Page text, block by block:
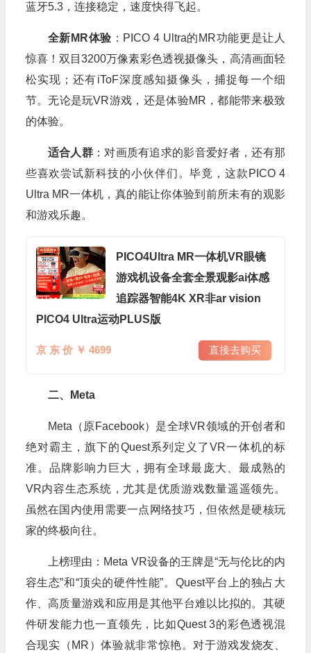
蓝牙5.3，连接稳定，速度快得飞起。
全新MR体验 ：PICO 4 Ultra的MR功能更是让人
惊喜！双目3200万像素彩色透视摄像头，高清画面轻
松实现；还有iToF深度感知摄像头，捕捉每一个细
节。无论是玩VR游戏，还是体验MR，都能带来极致
的体验。
适合人群：对画质有追求的影音爱好者，还有那
些喜欢尝试新科技的小伙伴们。毕竟，这款PICO 4
Ultra MR一体机，真的能让你体验到前所未有的观影
和游戏乐趣。
PICO4Ultra MR一体机VR眼镜
游戏机设备全套全景观影ai体感
追踪器智能4K XR非ar vision
PICO4 Ultra运动PLUS版
京 东 价 ￥ 4699 直接去购买
二、Meta
Meta（原Facebook）是全球VR领域的开创者和
绝对霸主，旗下的Quest系列定义了VR一体机的标
准。品牌影响力巨大，拥有全球最庞大、最成熟的
VR内容生态系统，尤其是优质游戏数量遥遥领先。
虽然在国内使用需要一点网络技巧，但依然是硬核玩
家的终极向往。
上榜理由：Meta VR设备的王牌是“无与伦比的内
容生态”和“顶尖的硬件性能”。Quest平台上的独占大
作、高质量游戏和应用是其他平台难以比拟的。其硬
件研发能力也一直领先，比如Quest 3的彩色透视混
合现实（MR）体验就非常惊艳。对于游戏发烧友、